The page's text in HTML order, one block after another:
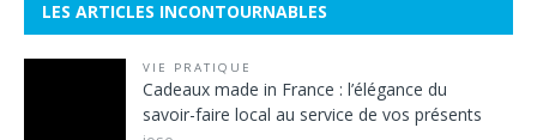
LES ARTICLES INCONTOURNABLES
VIE PRATIQUE
Cadeaux made in France : l’élégance du
savoir-faire local au service de vos présents